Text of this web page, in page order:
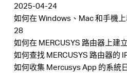
2025-04-24
如何在 Windows、Mac 和手機
28
如何在 MERCUSYS 路由器上建
如何查找 MERCUSYS 路由器的
如何收集 Mercusys App 的系統